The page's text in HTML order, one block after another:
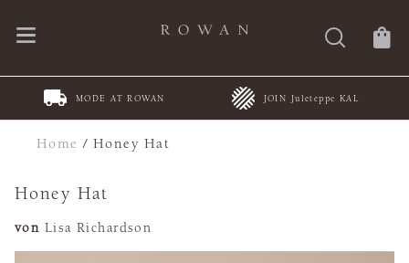
MODE AT ROWAN JOIN Juleteppe KAL
Home /Honey Hat
Honey Hat
von Lisa Richardson